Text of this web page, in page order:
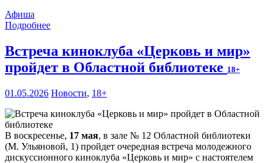
Афиша
Подробнее
Встреча киноклуба «Церковь и мир»
пройдет в Областной библиотеке 18+
01.05.2026 Новости, 18+
В воскресенье, 17 мая, в зале № 12 Областной библиотеки
(М. Ульяновой, 1) пройдет очередная встреча молодежного
дискуссионного киноклуба «Церковь и мир» с настоятелем